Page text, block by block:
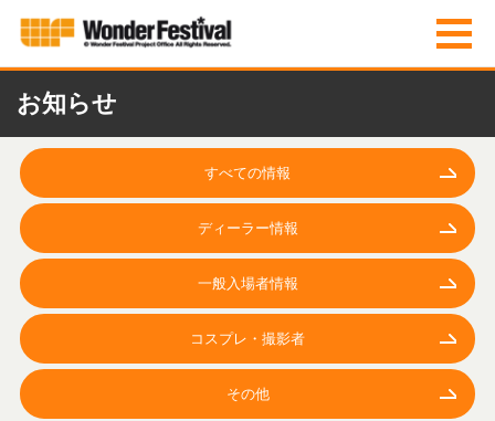
お知らせ
すべての情報
ディーラー情報
一般入場者情報
コスプレ・撮影者
その他